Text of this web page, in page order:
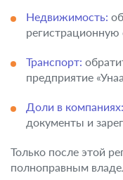
Недвижимость:
Транспорт:
предприятие
Доли в компаниях:
документы и
Только после этой
полноправным